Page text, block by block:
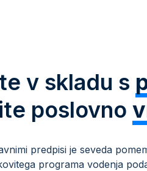
v skladu s
poslovno
predpisi je seveda
programa vodenja